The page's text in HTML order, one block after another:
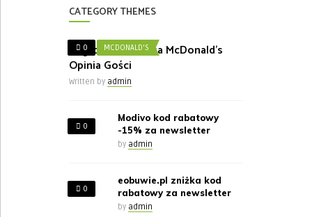
CATEGORY THEMES
0 MCDONALD'S
Nagroda w Ankieta McDonald’s
Opinia Gości
Written by admin
0
Modivo kod rabatowy
-15% za newsletter
by admin
0
eobuwie.pl zniżka kod
rabatowy za newsletter
by admin